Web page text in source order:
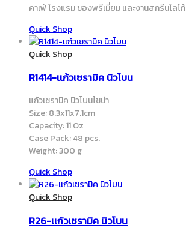
คาเฟ่ โรงแรม ของพรีเมี่ยม และงานสกรีนโลโก้
Quick Shop
Quick Shop
R1414-เเก้วเซรามิค นิวโบน
แก้วเซรามิค นิวโบนไชน่า
Size: 8.3x11x7.1cm
Capacity: 11 Oz
Case Pack: 48 pcs.
Weight: 300 g
Quick Shop
Quick Shop
R26-เเก้วเซรามิค นิวโบน